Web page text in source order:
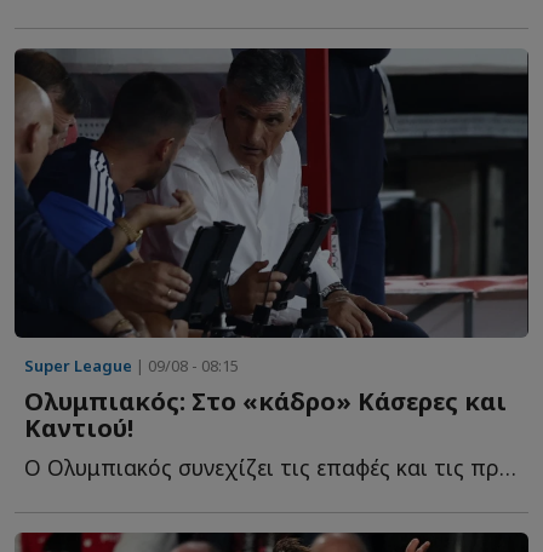
Super League | 09/08 - 08:15
Ολυμπιακός: Στο «κάδρο» Κάσερες και
Καντιού!
Ο Ολυμπιακός συνεχίζει τις επαφές και τις προσπάθειές τ...